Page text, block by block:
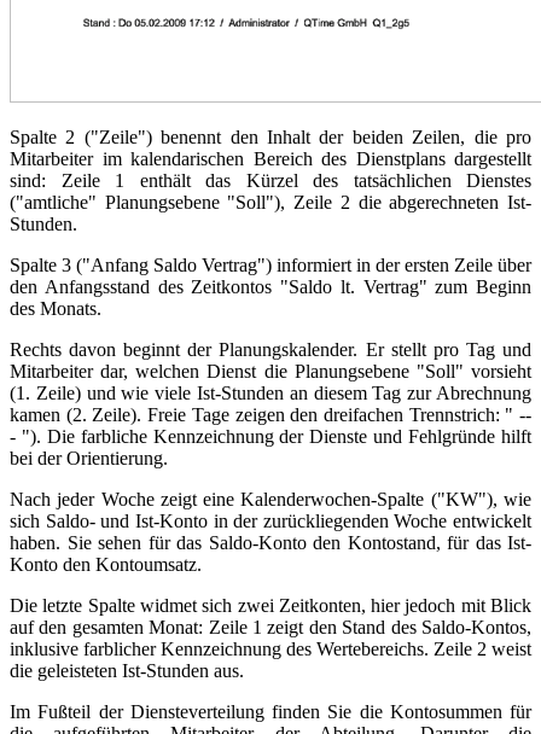
Spalte 2 ("Zeile") benennt den Inhalt der beiden Zeilen, die pro
Mitarbeiter im kalendarischen Bereich des Dienstplans dargestellt
sind: Zeile 1 enthält das Kürzel des tatsächlichen Dienstes
("amtliche" Planungsebene "Soll"), Zeile 2 die abgerechneten Ist-
Stunden.
Spalte 3 ("Anfang Saldo Vertrag") informiert in der ersten Zeile über
den Anfangsstand des Zeitkontos "Saldo lt. Vertrag" zum Beginn
des Monats.
Rechts davon beginnt der Planungskalender. Er stellt pro Tag und
Mitarbeiter dar, welchen Dienst die Planungsebene "Soll" vorsieht
(1. Zeile) und wie viele Ist-Stunden an diesem Tag zur Abrechnung
kamen (2. Zeile). Freie Tage zeigen den dreifachen Trennstrich: " --
- "). Die farbliche Kennzeichnung der Dienste und Fehlgründe hilft
bei der Orientierung.
Nach jeder Woche zeigt eine Kalenderwochen-Spalte ("KW"), wie
sich Saldo- und Ist-Konto in der zurückliegenden Woche entwickelt
haben. Sie sehen für das Saldo-Konto den Kontostand, für das Ist-
Konto den Kontoumsatz.
Die letzte Spalte widmet sich zwei Zeitkonten, hier jedoch mit Blick
auf den gesamten Monat: Zeile 1 zeigt den Stand des Saldo-Kontos,
inklusive farblicher Kennzeichnung des Wertebereichs. Zeile 2 weist
die geleisteten Ist-Stunden aus.
Im Fußteil der Diensteverteilung finden Sie die Kontosummen für